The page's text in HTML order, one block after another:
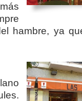
hambre, ya